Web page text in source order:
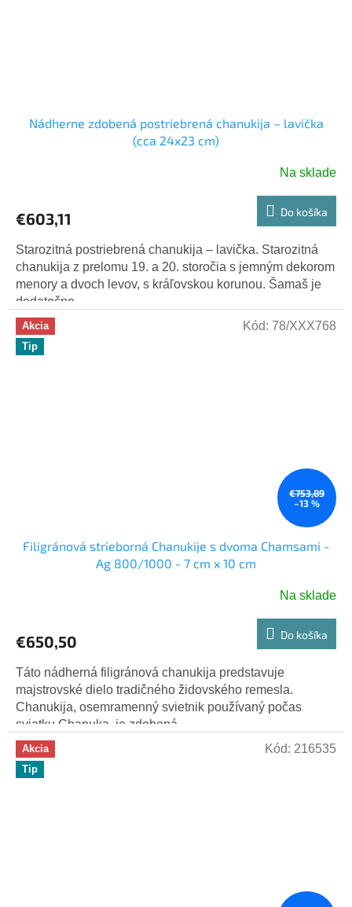
Nádherne zdobená postriebrená chanukija – lavička
(cca 24x23 cm)
Na sklade
€603,11 Do košíka
Starozitná postriebrená chanukija – lavička. Starozitná
chanukija z prelomu 19. a 20. storočia s jemným dekorom
menory a dvoch levov, s kráľovskou korunou. Šamaš je
dodatočne...
Akcia
Tip
€753,89
–13 %
Filigránová strieborná Chanukije s dvoma Chamsami -
Ag 800/1000 - 7 cm x 10 cm
Na sklade
€650,50 Do košíka
Táto nádherná filigránová chanukija predstavuje
majstrovské dielo tradičného židovského remesla.
Chanukija, osemramenný svietnik používaný počas
sviatku Chanuka, je zdobená...
Kód: 78/XXX768
Akcia
Tip
Kód: 216535